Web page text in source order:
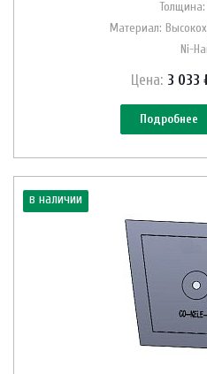
Материал:
Ni-
Цена: 3 033
Подробнее
в наличии